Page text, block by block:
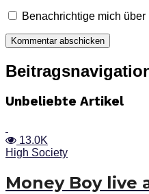
Benachrichtige mich
Unbeliebte Artikel
13.0K
High Society
Money Boy live